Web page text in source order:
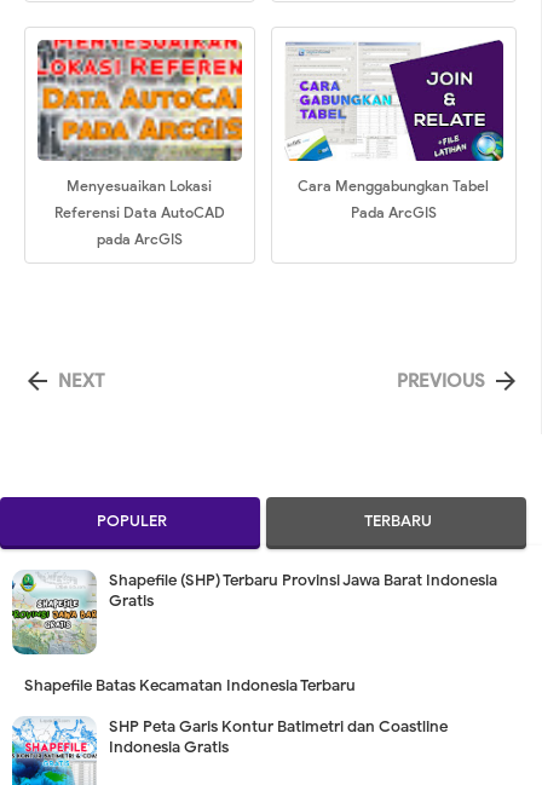
Menyesuaikan Lokasi
Referensi Data AutoCAD
pada ArcGIS
Cara Menggabungkan Tabel
Pada ArcGIS
 NEXT 
PREVIOUS
POPULER TERBARU
Shapefile (SHP) Terbaru Provinsi Jawa Barat Indonesia
Gratis
Shapefile Batas Kecamatan Indonesia Terbaru
SHP Peta Garis Kontur Batimetri dan Coastline
Indonesia Gratis